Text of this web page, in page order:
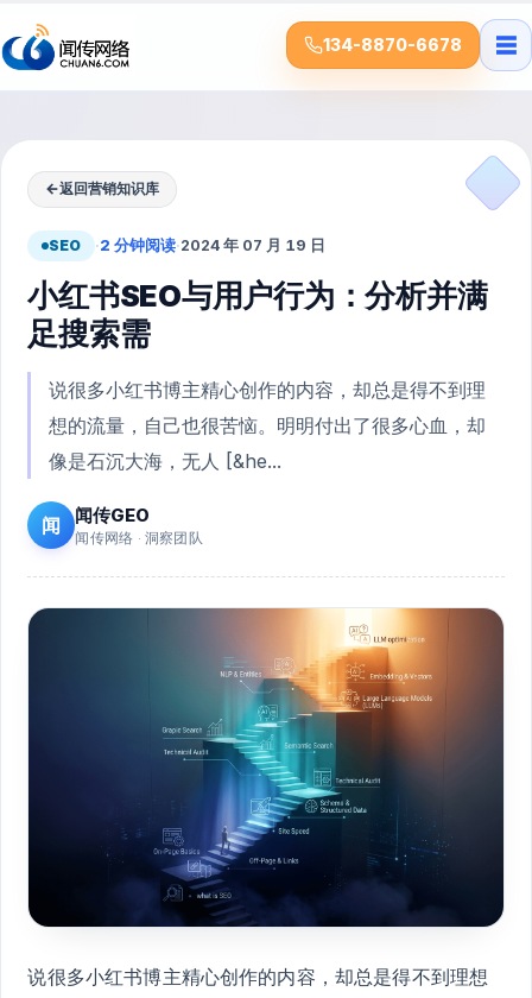
134-8870-6678 ☰
←返回营销知识库
SEO ·2 分钟阅读·2024 年 07 月 19 日
小红书SEO与用户行为：分析并满
足搜索需
说很多小红书博主精心创作的内容，却总是得不到理
想的流量，自己也很苦恼。明明付出了很多心血，却
像是石沉大海，无人 [&he...
闻 闻传GEO
闻传网络 · 洞察团队
说很多小红书博主精心创作的内容，却总是得不到理想